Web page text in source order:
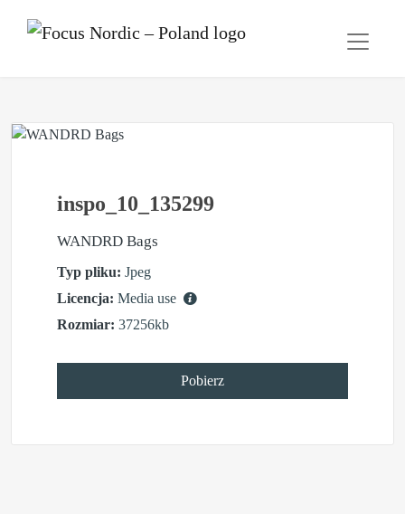
inspo_10_135299
WANDRD Bags
Typ pliku: Jpeg
Licencja: Media use
Rozmiar: 37256kb
Pobierz